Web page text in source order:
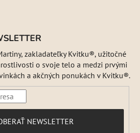
zakladateľky Kvitku®, užitočné
o svoje telo a medzi prvými
a akčných ponukách v Kvitku®.
NEWSLETTER